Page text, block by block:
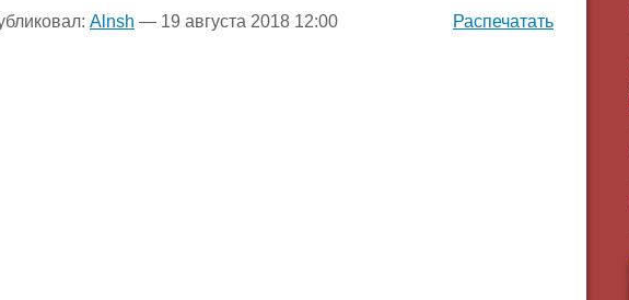
Alnsh — 19 августа 2018 12:00 Распечатать